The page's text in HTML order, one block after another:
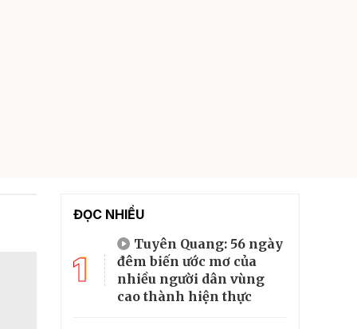
ĐỌC NHIỀU
1
Tuyên Quang: 56 ngày
đêm biến ước mơ của
nhiều người dân vùng
cao thành hiện thực